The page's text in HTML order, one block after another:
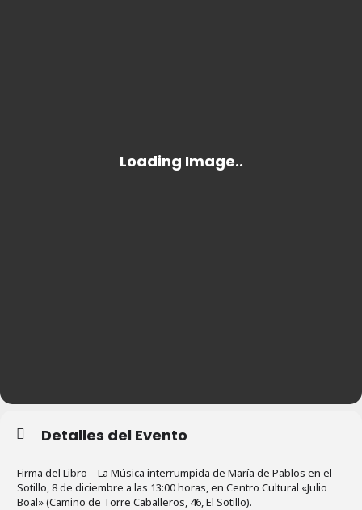
Detalles del Evento
Firma del Libro – La Música interrumpida de María de Pablos en el
Sotillo, 8 de diciembre a las 13:00 horas, en Centro Cultural «Julio
Boal» (Camino de Torre Caballeros, 46, El Sotillo).